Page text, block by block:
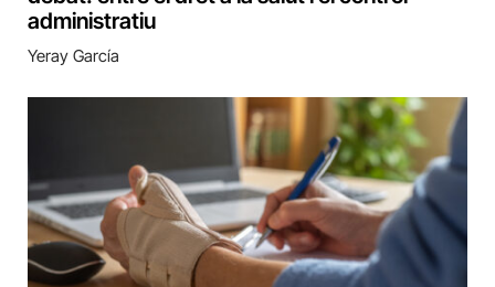
administratiu
Yeray García